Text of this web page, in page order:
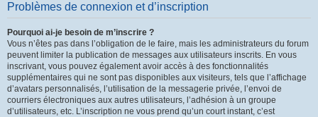
Problèmes de connexion et d’inscription
Pourquoi ai-je besoin de m’inscrire ?
Vous n’êtes pas dans l’obligation de le faire, mais les administrateurs du forum
peuvent limiter la publication de messages aux utilisateurs inscrits. En vous
inscrivant, vous pouvez également avoir accès à des fonctionnalités
supplémentaires qui ne sont pas disponibles aux visiteurs, tels que l’affichage
d’avatars personnalisés, l’utilisation de la messagerie privée, l’envoi de
courriers électroniques aux autres utilisateurs, l’adhésion à un groupe
d’utilisateurs, etc. L’inscription ne vous prend qu’un court instant, c’est